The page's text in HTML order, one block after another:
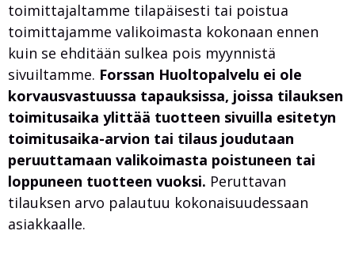
toimittajaltamme tilapäisesti tai poistua
toimittajamme valikoimasta kokonaan ennen
kuin se ehditään sulkea pois myynnistä
sivuiltamme. Forssan Huoltopalvelu ei ole
korvausvastuussa tapauksissa, joissa tilauksen
toimitusaika ylittää tuotteen sivuilla esitetyn
toimitusaika-arvion tai tilaus joudutaan
peruuttamaan valikoimasta poistuneen tai
loppuneen tuotteen vuoksi. Peruttavan
tilauksen arvo palautuu kokonaisuudessaan
asiakkaalle.